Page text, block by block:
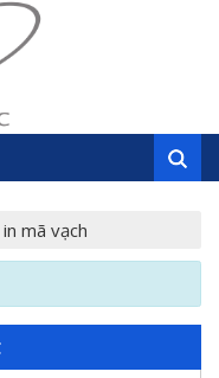
mã vạch